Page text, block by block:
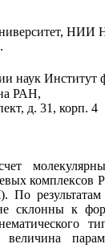
НИИ
наук Институт
РАН,
д. 31, корп. 4
комплексов
). По
склонны к
величина